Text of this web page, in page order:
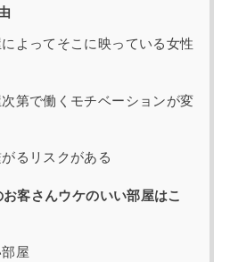
よってそこに映っている女性
第で働くモチベーションが変
るリスクがある
客さんウケのいい部屋はこ
屋